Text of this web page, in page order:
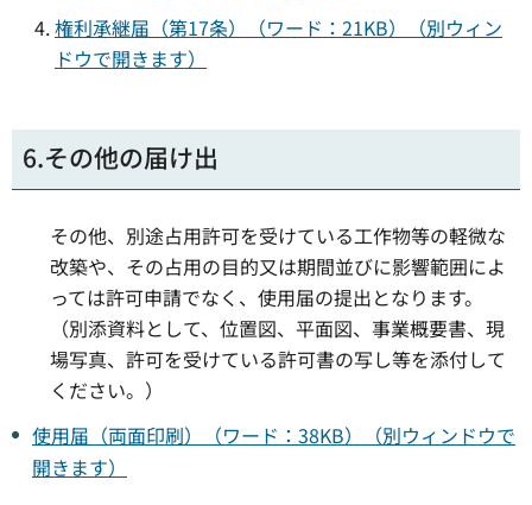
権利承継届（第17条）（ワード：21KB）（別ウィン
ドウで開きます）
6.その他の届け出
その他、別途占用許可を受けている工作物等の軽微な
改築や、その占用の目的又は期間並びに影響範囲によ
っては許可申請でなく、使用届の提出となります。
（別添資料として、位置図、平面図、事業概要書、現
場写真、許可を受けている許可書の写し等を添付して
ください。）
使用届（両面印刷）（ワード：38KB）（別ウィンドウで
開きます）